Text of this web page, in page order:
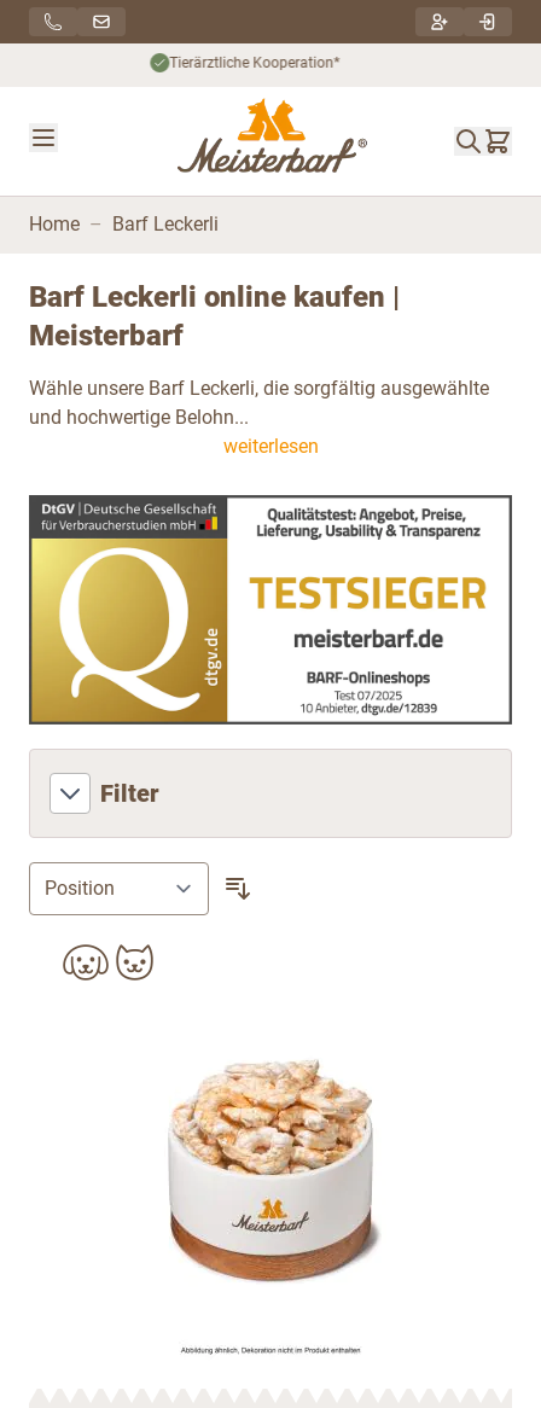
Direkt zum Inhalt
Nachhaltiger Versand***
Home – Barf Leckerli
Barf Leckerli online kaufen |
Meisterbarf
Wähle unsere Barf Leckerli, die sorgfältig ausgewählte
und hochwertige Belohn...
weiterlesen
Filter